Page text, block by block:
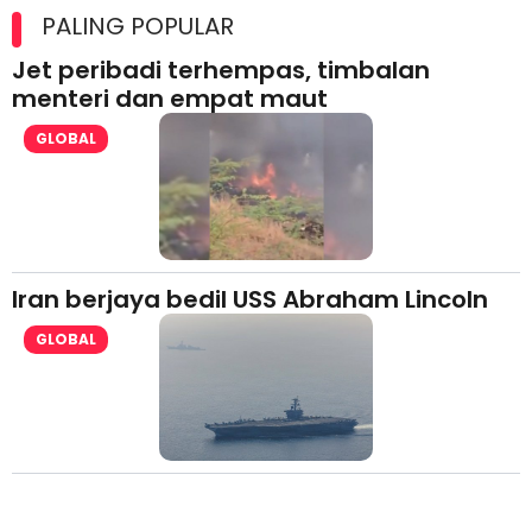
lesen separuh pertama 2026
PALING POPULAR
Jet peribadi terhempas, timbalan
menteri dan empat maut
GLOBAL
Iran berjaya bedil USS Abraham Lincoln
GLOBAL